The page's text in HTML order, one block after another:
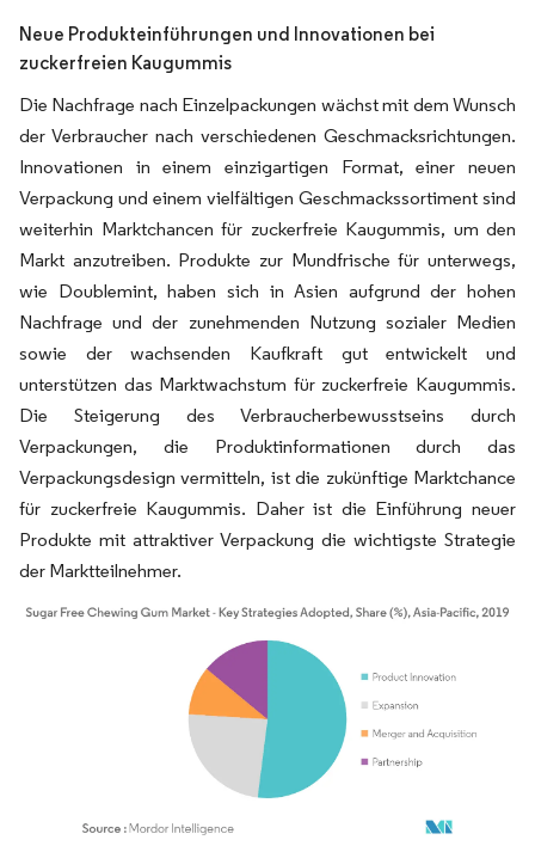
Neue Produkteinführungen und Innovationen bei
zuckerfreien Kaugummis
Die Nachfrage nach Einzelpackungen wächst mit dem Wunsch
der Verbraucher nach verschiedenen Geschmacksrichtungen.
Innovationen in einem einzigartigen Format, einer neuen
Verpackung und einem vielfältigen Geschmackssortiment sind
weiterhin Marktchancen für zuckerfreie Kaugummis, um den
Markt anzutreiben. Produkte zur Mundfrische für unterwegs,
wie Doublemint, haben sich in Asien aufgrund der hohen
Nachfrage und der zunehmenden Nutzung sozialer Medien
sowie der wachsenden Kaufkraft gut entwickelt und
unterstützen das Marktwachstum für zuckerfreie Kaugummis.
Die Steigerung des Verbraucherbewusstseins durch
Verpackungen, die Produktinformationen durch das
Verpackungsdesign vermitteln, ist die zukünftige Marktchance
für zuckerfreie Kaugummis. Daher ist die Einführung neuer
Produkte mit attraktiver Verpackung die wichtigste Strategie
der Marktteilnehmer.